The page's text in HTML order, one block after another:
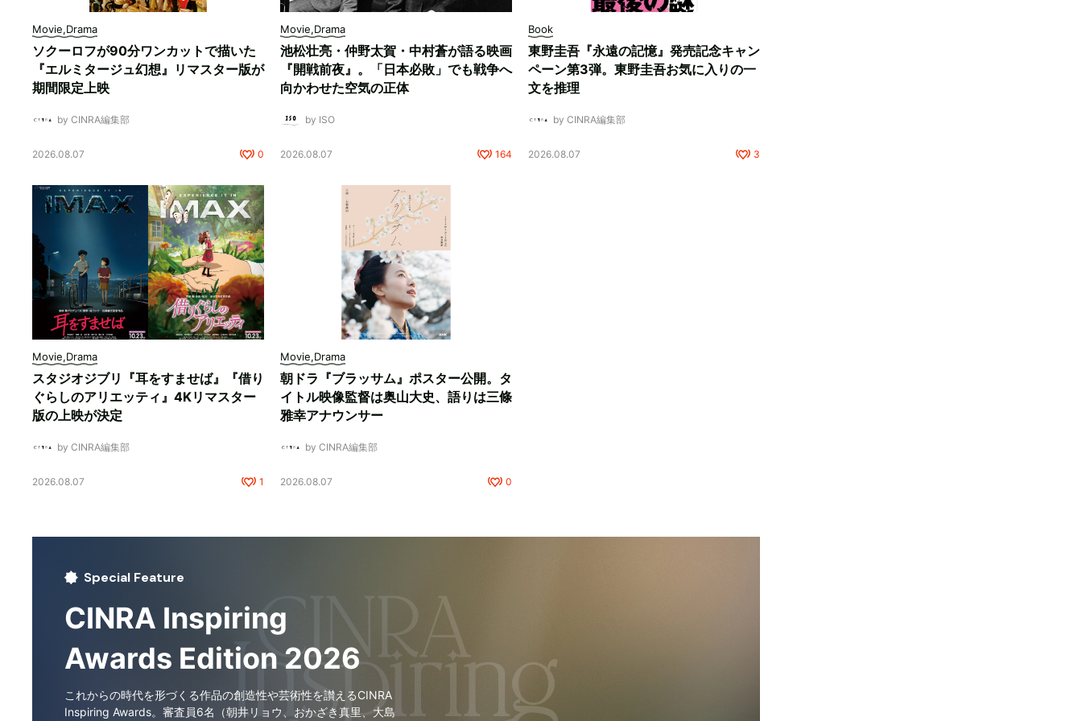
Movie,Drama
ソクーロフが90分ワンカットで描いた
『エルミタージュ幻想』リマスター版が
期間限定上映
by CINRA編集部
2026.08.07 0
Movie,Drama
池松壮亮・仲野太賀・中村蒼が語る映画
『開戦前夜』。「日本必敗」でも戦争へ
向かわせた空気の正体
by ISO
2026.08.07 164
Book
東野圭吾『永遠の記憶』発売記念キャン
ペーン第3弾。東野圭吾お気に入りの一
文を推理
by CINRA編集部
2026.08.07 3
Movie,Drama
スタジオジブリ『耳をすませば』『借り
ぐらしのアリエッティ』4Kリマスター
版の上映が決定
by CINRA編集部
2026.08.07 1
Movie,Drama
朝ドラ『ブラッサム』ポスター公開。タ
イトル映像監督は奥山大史、語りは三條
雅幸アナウンサー
by CINRA編集部
2026.08.07 0
Special Feature
CINRA Inspiring
Awards Edition 2026
これからの時代を形づくる作品の創造性や芸術性を讃えるCINRA
Inspiring Awards。審査員6名（朝井リョウ、おかざき真里、大島